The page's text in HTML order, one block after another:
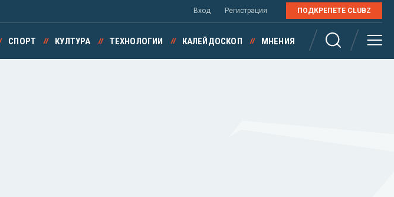
Вход Регистрация ПОДКРЕПЕТЕ CLUBZ
СПОРТ КУЛТУРА ТЕХНОЛОГИИ КАЛЕЙДОСКОП МНЕНИЯ